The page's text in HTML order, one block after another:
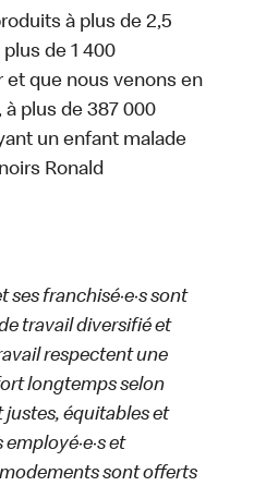
à plus de 2,5
de 1 400
et que nous venons en
plus de 387 000
un enfant malade
Ronald
ses franchisé·e·s sont
travail diversifié et
respectent une
longtemps selon
justes, équitables et
et
sont offerts